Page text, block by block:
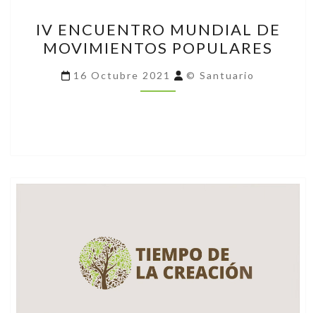
ENCUENTRO
MUNDIAL
DE
MOVIMIENTOS
IV ENCUENTRO MUNDIAL DE
MOVIMIENTOS POPULARES
16 Octubre 2021 © Santuario